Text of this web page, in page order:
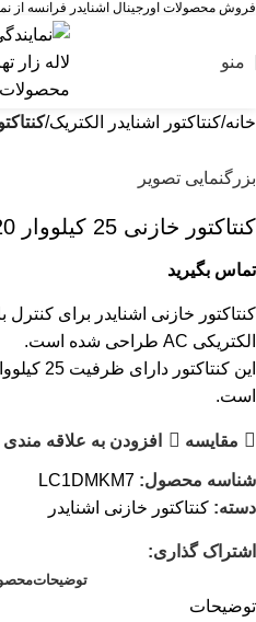
فروش محصولات اورجینال اشنایدر فرانسه از
منو
خانه کنتاکتور اشنایدر الکتریک
بزرگنمایی تصویر
کنتاکتور خازنی 25 کیلووار 220 ولت AC اشنایدر
تماس بگیرید
کنتاکتور خازنی اشنایدر برای
الکتریکی AC طراحی شده است.
است.
مقایسه افزودن به علاقه مندی
شناسه محصول: LC1DMKM7
دسته: کنتاکتور خازنی اشنایدر
اشتراک گذاری:
توضیحات
توضیحات